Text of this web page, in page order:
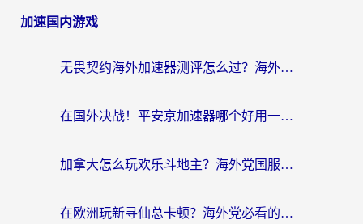
加速国内游戏
无畏契约海外加速器测评怎么过？海外玩家亲测实用指南（附小众技巧）
在国外决战！平安京加速器哪个好用一点？老玩家亲测番茄加速器全解析
加拿大怎么玩欢乐斗地主？海外党国服游戏加速终极指南（附绝地求生未来之役300英雄实测）
在欧洲玩新寻仙总卡顿？海外党必看的国服游戏加速全攻略